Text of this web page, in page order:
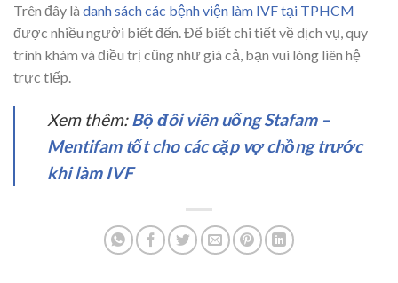
Trên đây là danh sách các bệnh viện làm IVF tại TPHCM
được nhiều người biết đến. Để biết chi tiết về dịch vụ, quy
trình khám và điều trị cũng như giá cả, bạn vui lòng liên hệ
trực tiếp.
Xem thêm:Bộ đôi viên uống Stafam –
Mentifam tốt cho các cặp vợ chồng trước
khi làm IVF